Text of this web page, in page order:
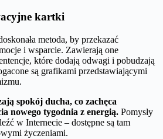
kartki
metoda, by przekazać
i wsparcie. Zawierają one
które dodają odwagi i pobudzają
są grafikami przedstawiającymi
spokój ducha, co zachęca
nowego tygodnia z energią. Pomysły
w Internecie – dostępne są tam
życzeniami.